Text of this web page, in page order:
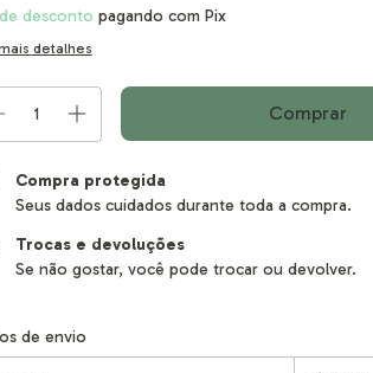
desconto pagando com Pix
detalhes
Compra protegida
Seus dados cuidados durante toda a compra.
Trocas e devoluções
Se não gostar, você pode trocar ou devolver.
para o CEP:
de envio